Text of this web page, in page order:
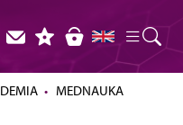
MEDNAUKA